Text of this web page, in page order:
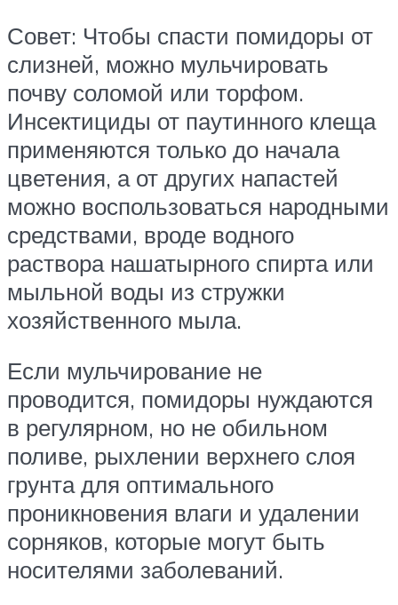
Совет: Чтобы спасти помидоры от
слизней, можно мульчировать
почву соломой или торфом.
Инсектициды от паутинного клеща
применяются только до начала
цветения, а от других напастей
можно воспользоваться народными
средствами, вроде водного
раствора нашатырного спирта или
мыльной воды из стружки
хозяйственного мыла.
Если мульчирование не
проводится, помидоры нуждаются
в регулярном, но не обильном
поливе, рыхлении верхнего слоя
грунта для оптимального
проникновения влаги и удалении
сорняков, которые могут быть
носителями заболеваний.